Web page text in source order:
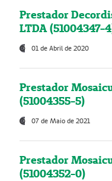
Prestador
LTDA (51004347-
01 de Abril de 2020
Prestador
(51004355-5)
07 de Maio de 2021
Prestador
(51004352-0)